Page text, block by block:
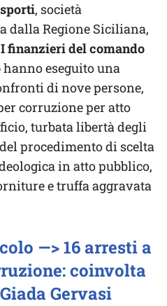
, società
dalla Regione Siciliana,
I finanzieri del comando
hanno eseguito una
di nove persone,
corruzione per atto
turbata libertà degli
procedimento di scelta
in atto pubblico,
e truffa aggravata
—> 16 arresti a
coinvolta
Gervasi